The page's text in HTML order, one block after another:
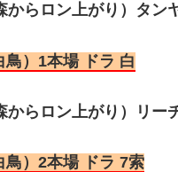
からロン上がり）タン
）1本場 ドラ 白
からロン上がり）リ
）2本場 ドラ 7索